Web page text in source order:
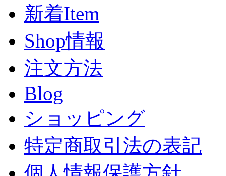
新着Item
Shop情報
注文方法
Blog
ショッピング
特定商取引法の表記